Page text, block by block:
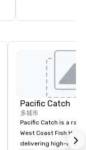
Pacific Catch
多城市
Pacific Catch is a
West Coast Fish
delivering high-